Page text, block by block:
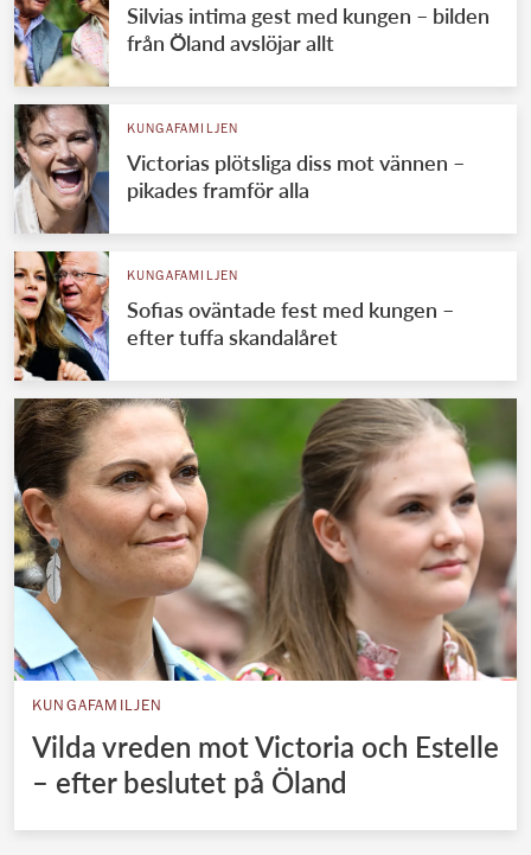
Silvias intima gest med kungen – bilden
från Öland avslöjar allt
KUNGAFAMILJEN
Victorias plötsliga diss mot vännen –
pikades framför alla
KUNGAFAMILJEN
Sofias oväntade fest med kungen –
efter tuffa skandalåret
KUNGAFAMILJEN
Vilda vreden mot Victoria och Estelle
– efter beslutet på Öland